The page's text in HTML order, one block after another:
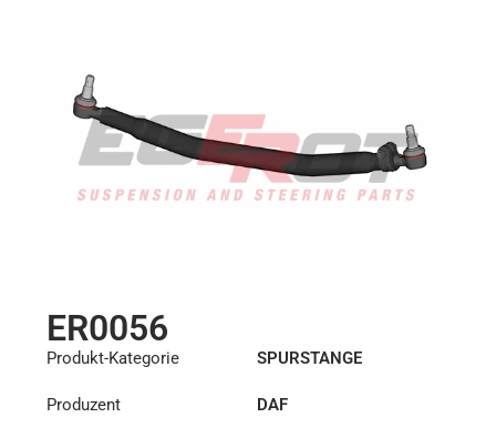
ER0056
Produkt-Kategorie SPURSTANGE
Produzent DAF